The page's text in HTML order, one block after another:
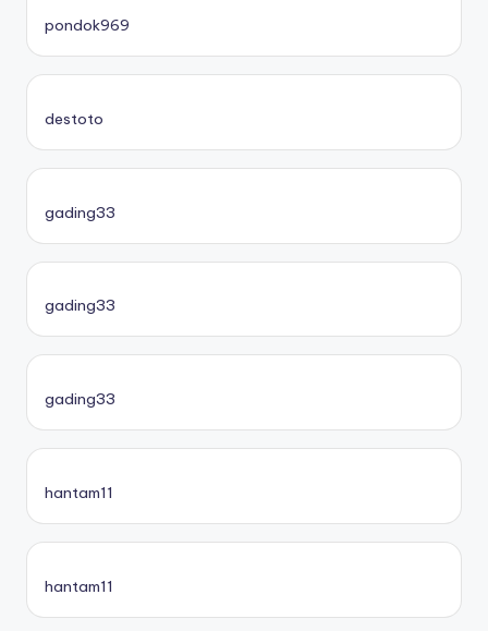
pondok969
destoto
gading33
gading33
gading33
hantam11
hantam11